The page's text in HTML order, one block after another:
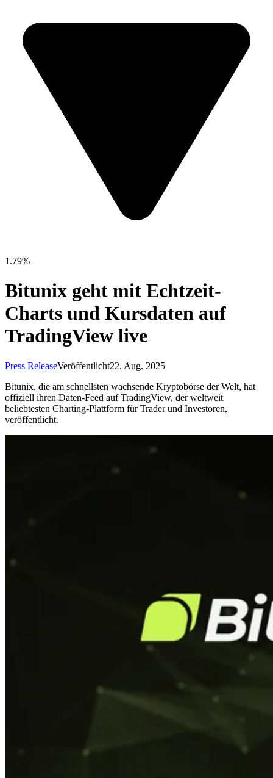
1.79%
Bitunix geht mit Echtzeit-
Charts und Kursdaten auf
TradingView live
Press ReleaseVeröffentlicht22. Aug. 2025
Bitunix, die am schnellsten wachsende Kryptobörse der Welt, hat
offiziell ihren Daten-Feed auf TradingView, der weltweit
beliebtesten Charting-Plattform für Trader und Investoren,
veröffentlicht.